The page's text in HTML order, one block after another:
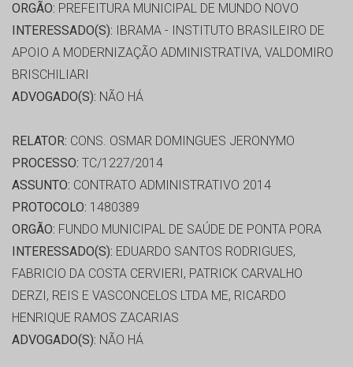
ORGÃO: PREFEITURA MUNICIPAL DE MUNDO NOVO
INTERESSADO(S): IBRAMA - INSTITUTO BRASILEIRO DE
APOIO A MODERNIZAÇÃO ADMINISTRATIVA, VALDOMIRO
BRISCHILIARI
ADVOGADO(S): NÃO HÁ
RELATOR: CONS. OSMAR DOMINGUES JERONYMO
PROCESSO: TC/1227/2014
ASSUNTO: CONTRATO ADMINISTRATIVO 2014
PROTOCOLO: 1480389
ORGÃO: FUNDO MUNICIPAL DE SAÚDE DE PONTA PORA
INTERESSADO(S): EDUARDO SANTOS RODRIGUES,
FABRICIO DA COSTA CERVIERI, PATRICK CARVALHO
DERZI, REIS E VASCONCELOS LTDA ME, RICARDO
HENRIQUE RAMOS ZACARIAS
ADVOGADO(S): NÃO HÁ